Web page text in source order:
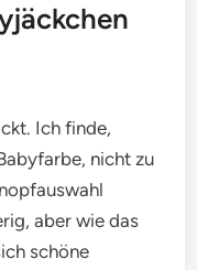
Ich finde,
nicht zu
aber wie das
schöne